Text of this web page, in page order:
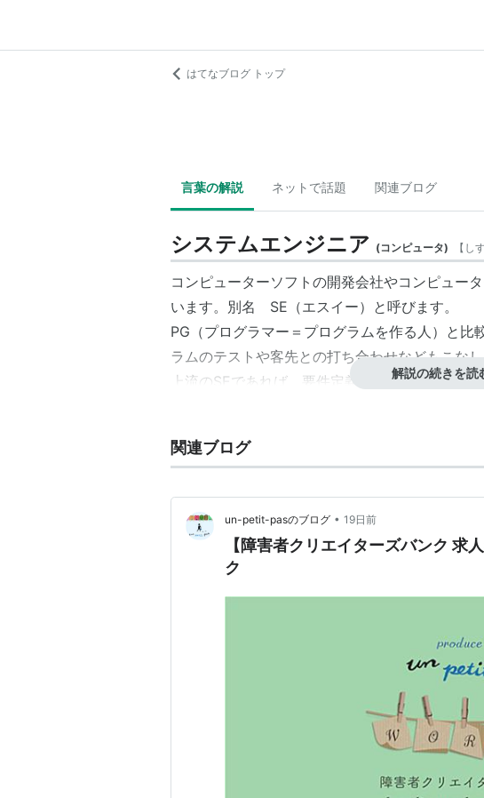
はてなブログ トップ
言葉の解説 ネットで話題 関連ブログ
システムエンジニア (コンピュータ) 【 し
コンピューターソフトの開発会社やコンピュー
います。別名 SE （エスイー）と呼びます。
PG （プログラマー＝プログラムを作る人）と
ラムのテストや客先との打ち合わせなどもこな
上流の SEであれば、要件定義や外部設計も実施
解説の続きを読
関連ブログ
un-petit-pasのブログ • 19日前
【障害者クリエイターズバンク 求
ク